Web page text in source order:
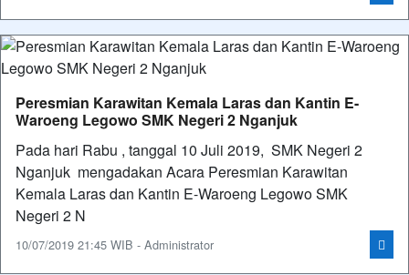
Peresmian Karawitan Kemala Laras dan Kantin E-
Waroeng Legowo SMK Negeri 2 Nganjuk
Pada hari Rabu , tanggal 10 Juli 2019, SMK Negeri 2
Nganjuk mengadakan Acara Peresmian Karawitan
Kemala Laras dan Kantin E-Waroeng Legowo SMK
Negeri 2 N
10/07/2019 21:45 WIB - Administrator